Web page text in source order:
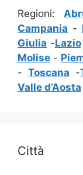
Regioni:
Campania -
Giulia -Lazio
Molise -
- Toscana -
Valle d’Aosta
Città